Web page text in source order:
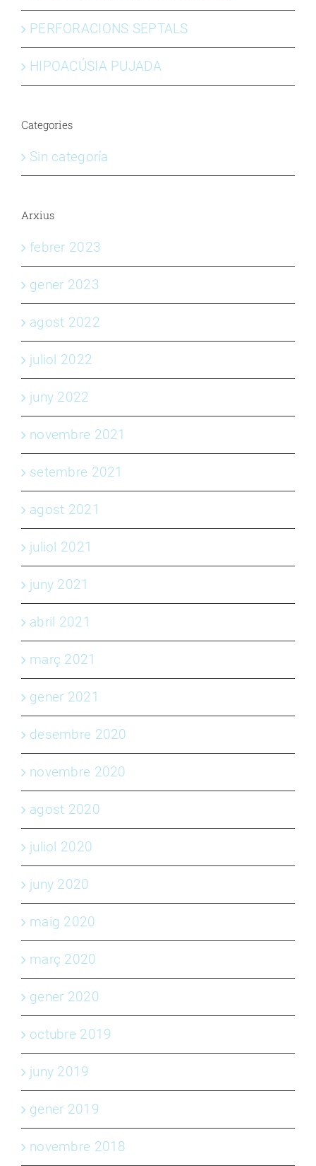
PERFORACIONS SEPTALS
HIPOACÚSIA PUJADA
Categories
Sin categoría
Arxius
febrer 2023
gener 2023
agost 2022
juliol 2022
juny 2022
novembre 2021
setembre 2021
agost 2021
juliol 2021
juny 2021
abril 2021
març 2021
gener 2021
desembre 2020
novembre 2020
agost 2020
juliol 2020
juny 2020
maig 2020
març 2020
gener 2020
octubre 2019
juny 2019
gener 2019
novembre 2018